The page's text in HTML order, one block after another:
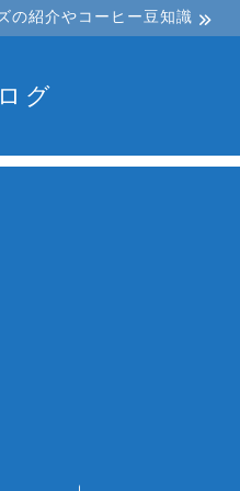
の紹介やコーヒー豆知識
グ